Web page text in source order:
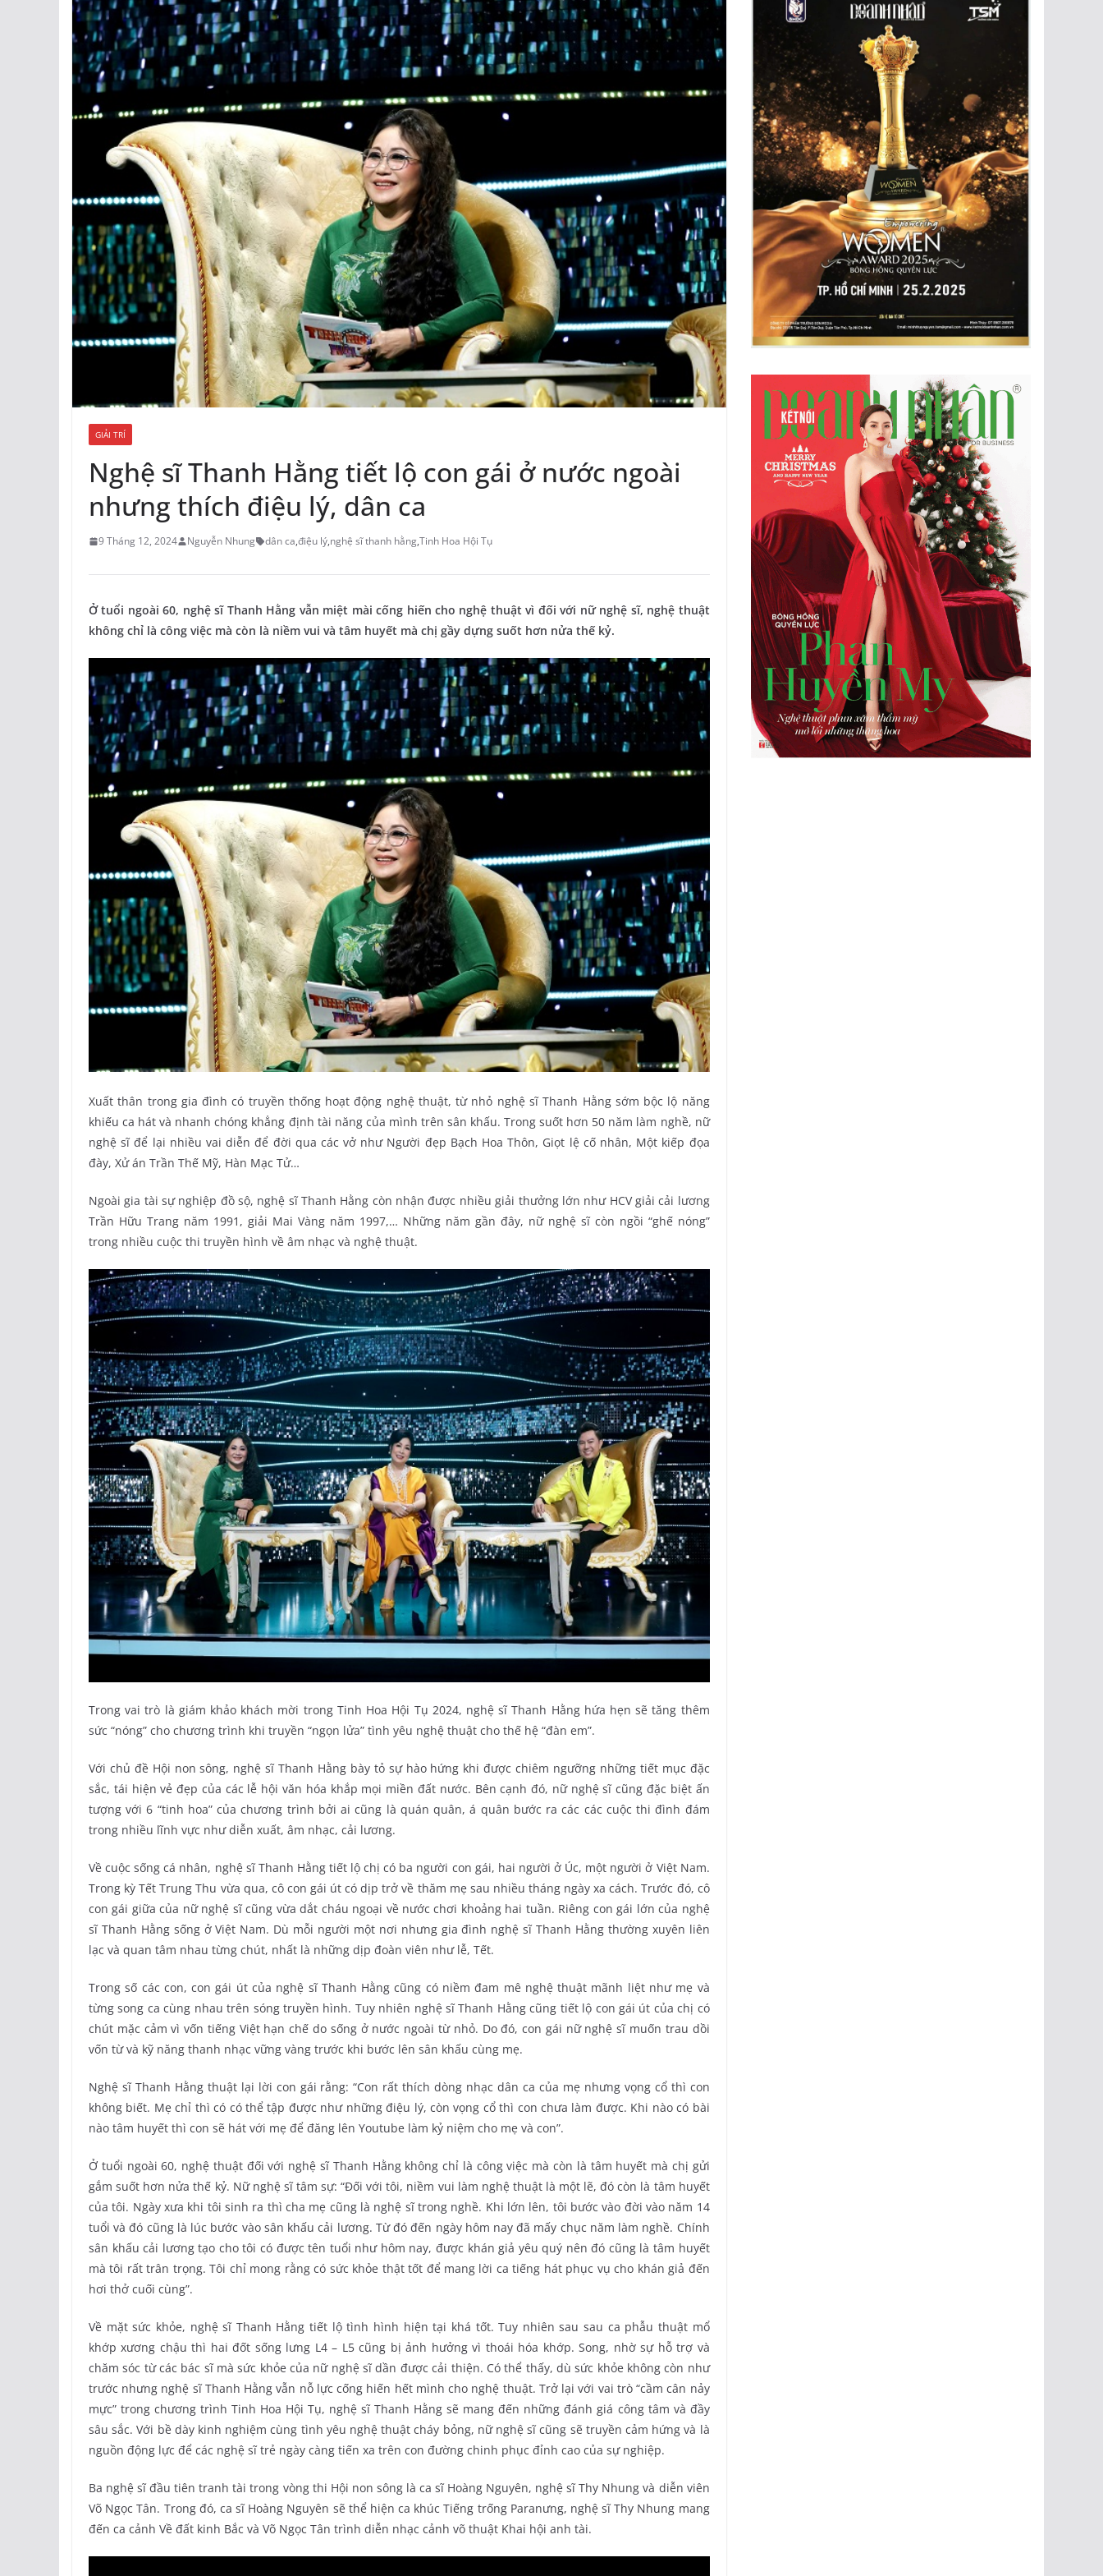
GIẢI TRÍ
Nghệ sĩ Thanh Hằng tiết lộ con gái ở nước ngoài
nhưng thích điệu lý, dân ca
9 Tháng 12, 2024 Nguyễn Nhung dân ca,điệu lý,nghệ sĩ thanh hằng,Tinh Hoa Hội Tụ
Ở tuổi ngoài 60, nghệ sĩ Thanh Hằng vẫn miệt mài cống hiến cho nghệ thuật vì đối với nữ nghệ sĩ, nghệ thuật
không chỉ là công việc mà còn là niềm vui và tâm huyết mà chị gầy dựng suốt hơn nửa thế kỷ.
Xuất thân trong gia đình có truyền thống hoạt động nghệ thuật, từ nhỏ nghệ sĩ Thanh Hằng sớm bộc lộ năng
khiếu ca hát và nhanh chóng khẳng định tài năng của mình trên sân khấu. Trong suốt hơn 50 năm làm nghề, nữ
nghệ sĩ để lại nhiều vai diễn để đời qua các vở như Người đẹp Bạch Hoa Thôn, Giọt lệ cố nhân, Một kiếp đọa
đày, Xử án Trần Thế Mỹ, Hàn Mạc Tử…
Ngoài gia tài sự nghiệp đồ sộ, nghệ sĩ Thanh Hằng còn nhận được nhiều giải thưởng lớn như HCV giải cải lương
Trần Hữu Trang năm 1991, giải Mai Vàng năm 1997,… Những năm gần đây, nữ nghệ sĩ còn ngồi “ghế nóng”
trong nhiều cuộc thi truyền hình về âm nhạc và nghệ thuật.
Trong vai trò là giám khảo khách mời trong Tinh Hoa Hội Tụ 2024, nghệ sĩ Thanh Hằng hứa hẹn sẽ tăng thêm
sức “nóng” cho chương trình khi truyền “ngọn lửa” tình yêu nghệ thuật cho thế hệ “đàn em”.
Với chủ đề Hội non sông, nghệ sĩ Thanh Hằng bày tỏ sự hào hứng khi được chiêm ngưỡng những tiết mục đặc
sắc, tái hiện vẻ đẹp của các lễ hội văn hóa khắp mọi miền đất nước. Bên cạnh đó, nữ nghệ sĩ cũng đặc biệt ấn
tượng với 6 “tinh hoa” của chương trình bởi ai cũng là quán quân, á quân bước ra các các cuộc thi đình đám
trong nhiều lĩnh vực như diễn xuất, âm nhạc, cải lương.
Về cuộc sống cá nhân, nghệ sĩ Thanh Hằng tiết lộ chị có ba người con gái, hai người ở Úc, một người ở Việt Nam.
Trong kỳ Tết Trung Thu vừa qua, cô con gái út có dịp trở về thăm mẹ sau nhiều tháng ngày xa cách. Trước đó, cô
con gái giữa của nữ nghệ sĩ cũng vừa dắt cháu ngoại về nước chơi khoảng hai tuần. Riêng con gái lớn của nghệ
sĩ Thanh Hằng sống ở Việt Nam. Dù mỗi người một nơi nhưng gia đình nghệ sĩ Thanh Hằng thường xuyên liên
lạc và quan tâm nhau từng chút, nhất là những dịp đoàn viên như lễ, Tết.
Trong số các con, con gái út của nghệ sĩ Thanh Hằng cũng có niềm đam mê nghệ thuật mãnh liệt như mẹ và
từng song ca cùng nhau trên sóng truyền hình. Tuy nhiên nghệ sĩ Thanh Hằng cũng tiết lộ con gái út của chị có
chút mặc cảm vì vốn tiếng Việt hạn chế do sống ở nước ngoài từ nhỏ. Do đó, con gái nữ nghệ sĩ muốn trau dồi
vốn từ và kỹ năng thanh nhạc vững vàng trước khi bước lên sân khấu cùng mẹ.
Nghệ sĩ Thanh Hằng thuật lại lời con gái rằng: “Con rất thích dòng nhạc dân ca của mẹ nhưng vọng cổ thì con
không biết. Mẹ chỉ thì có có thể tập được như những điệu lý, còn vọng cổ thì con chưa làm được. Khi nào có bài
nào tâm huyết thì con sẽ hát với mẹ để đăng lên Youtube làm kỷ niệm cho mẹ và con”.
Ở tuổi ngoài 60, nghệ thuật đối với nghệ sĩ Thanh Hằng không chỉ là công việc mà còn là tâm huyết mà chị gửi
gắm suốt hơn nửa thế kỷ. Nữ nghệ sĩ tâm sự: “Đối với tôi, niềm vui làm nghệ thuật là một lẽ, đó còn là tâm huyết
của tôi. Ngày xưa khi tôi sinh ra thì cha mẹ cũng là nghệ sĩ trong nghề. Khi lớn lên, tôi bước vào đời vào năm 14
tuổi và đó cũng là lúc bước vào sân khấu cải lương. Từ đó đến ngày hôm nay đã mấy chục năm làm nghề. Chính
sân khấu cải lương tạo cho tôi có được tên tuổi như hôm nay, được khán giả yêu quý nên đó cũng là tâm huyết
mà tôi rất trân trọng. Tôi chỉ mong rằng có sức khỏe thật tốt để mang lời ca tiếng hát phục vụ cho khán giả đến
hơi thở cuối cùng”.
Về mặt sức khỏe, nghệ sĩ Thanh Hằng tiết lộ tình hình hiện tại khá tốt. Tuy nhiên sau sau ca phẫu thuật mổ
khớp xương chậu thì hai đốt sống lưng L4 – L5 cũng bị ảnh hưởng vì thoái hóa khớp. Song, nhờ sự hỗ trợ và
chăm sóc từ các bác sĩ mà sức khỏe của nữ nghệ sĩ dần được cải thiện. Có thể thấy, dù sức khỏe không còn như
trước nhưng nghệ sĩ Thanh Hằng vẫn nỗ lực cống hiến hết mình cho nghệ thuật. Trở lại với vai trò “cầm cân nảy
mực” trong chương trình Tinh Hoa Hội Tụ, nghệ sĩ Thanh Hằng sẽ mang đến những đánh giá công tâm và đầy
sâu sắc. Với bề dày kinh nghiệm cùng tình yêu nghệ thuật cháy bỏng, nữ nghệ sĩ cũng sẽ truyền cảm hứng và là
nguồn động lực để các nghệ sĩ trẻ ngày càng tiến xa trên con đường chinh phục đỉnh cao của sự nghiệp.
Ba nghệ sĩ đầu tiên tranh tài trong vòng thi Hội non sông là ca sĩ Hoàng Nguyên, nghệ sĩ Thy Nhung và diễn viên
Võ Ngọc Tân. Trong đó, ca sĩ Hoàng Nguyên sẽ thể hiện ca khúc Tiếng trống Paranưng, nghệ sĩ Thy Nhung mang
đến ca cảnh Về đất kinh Bắc và Võ Ngọc Tân trình diễn nhạc cảnh võ thuật Khai hội anh tài.